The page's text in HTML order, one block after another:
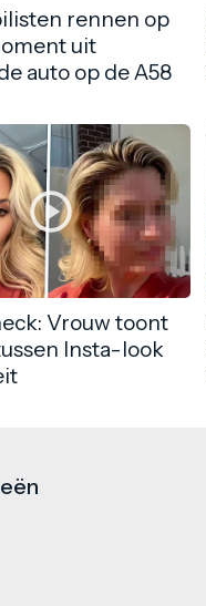
rennen op
uit
auto op de A58
Vrouw toont
Insta-look